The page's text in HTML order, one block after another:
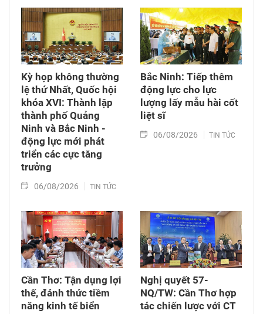
Kỳ họp không thường
lệ thứ Nhất, Quốc hội
khóa XVI: Thành lập
thành phố Quảng
Ninh và Bắc Ninh -
động lực mới phát
triển các cực tăng
trưởng
06/08/2026 TIN TỨC
Bắc Ninh: Tiếp thêm
động lực cho lực
lượng lấy mẫu hài cốt
liệt sĩ
06/08/2026 TIN TỨC
Cần Thơ: Tận dụng lợi
thế, đánh thức tiềm
năng kinh tế biển
Nghị quyết 57-
NQ/TW: Cần Thơ hợp
tác chiến lược với CT